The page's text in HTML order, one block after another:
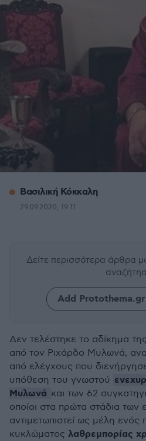
Βασιλική Κόκκαλη
29.09.2020, 19:11
Δείτε περισσότερα άρθρα
Add
Δεν τελέστηκε το αδίκημα
από τον Ριχάρδο Μυλωνά,
από ελέγχους που
υπόθεση του γνωστού
Μυλωνά και των 62
οποίοι στα πρώτα στάδια των
αντιμετωπιστεί ως μέλη
κυκλώματος λαθρεμπορίας